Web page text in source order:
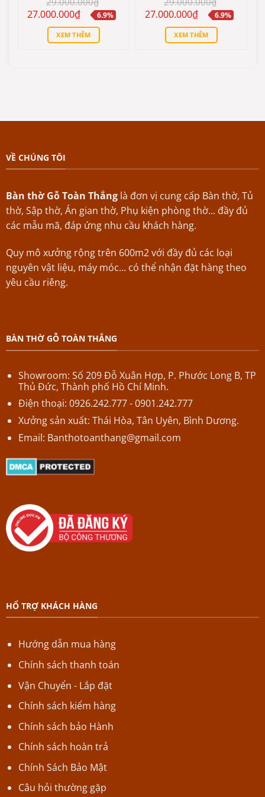
hạng55
sao
Giá
gốc
29.000.000₫.
27.000.000₫Giá
hiện
tại
là:
27.000.000₫.
6.9%
XEM THÊM
hạng55
sao
Giá
gốc
29.000.000₫.
27.000.000₫Giá
hiện
tại
là:
27.000.000₫.
6.9%
XEM THÊM
VỀ CHÚNG TÔI
Bàn thờ Gỗ Toàn Thắnglà đơn vị cung cấp Bàn thờ, Tủ
thờ, Sập thờ, Án gian thờ, Phụ kiện phòng thờ... đầy đủ
các mẫu mã, đáp ứng nhu cầu khách hàng.
Quy mô xưởng rộng trên 600m2 với đầy đủ các loại
nguyên vật liệu, máy móc... có thể nhận đặt hàng theo
yêu cầu riêng.
BÀN THỜ GỖ TOÀN THẮNG
Showroom: Số 209 Đỗ Xuân Hợp, P. Phước Long B, TP
Thủ Đức, Thành phố Hồ Chí Minh.
Điện thoại: 0926.242.777 - 0901.242.777
Xưởng sản xuất: Thái Hòa, Tân Uyên, Bình Dương.
Email: Banthotoanthang@gmail.com
HỔ TRỢ KHÁCH HÀNG
Hướng dẫn mua hàng
Chính sách thanh toán
Vận Chuyển - Lắp đặt
Chính sách kiểm hàng
Chính sách bảo Hành
Chính sách hoàn trả
Chính Sách Bảo Mật
Câu hỏi thường gặp